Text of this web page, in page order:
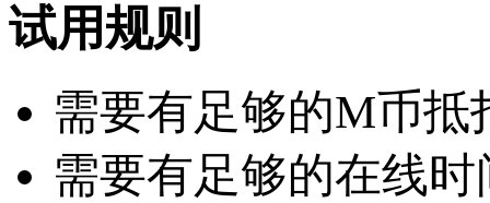
试用规则
需要有足够的M币抵
需要有足够的在线